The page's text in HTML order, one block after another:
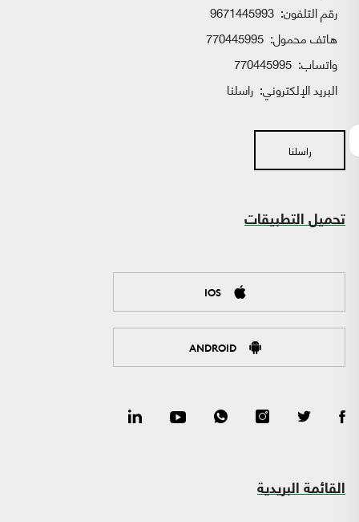
رقم التلفون: 9671445993
هاتف محمول: 770445995
واتساب:
البريد الإلكتروني: راسلنا
راسلنا
تحميل التطبيقات
IOS
ANDROID
القائمة البريدية